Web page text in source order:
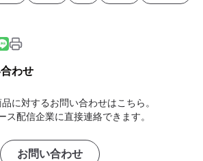
わせ
に対するお問い合わせはこちら。
ス配信企業に直接連絡できます。
お問い合わせ